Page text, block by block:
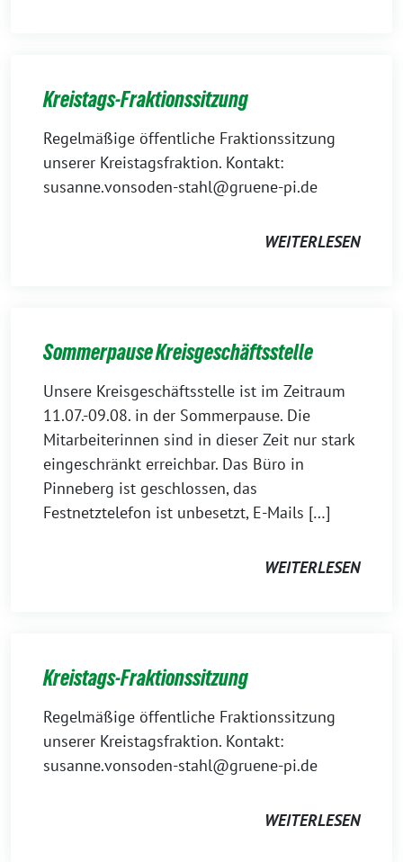
Kreistags-Fraktionssitzung
Regelmäßige öffentliche Fraktionssitzung
unserer Kreistagsfraktion. Kontakt:
susanne.vonsoden-stahl@gruene-pi.de
WEITERLESEN
Sommerpause Kreisgeschäftsstelle
Unsere Kreisgeschäftsstelle ist im Zeitraum
11.07.-09.08. in der Sommerpause. Die
Mitarbeiterinnen sind in dieser Zeit nur stark
eingeschränkt erreichbar. Das Büro in
Pinneberg ist geschlossen, das
Festnetztelefon ist unbesetzt, E-Mails […]
WEITERLESEN
Kreistags-Fraktionssitzung
Regelmäßige öffentliche Fraktionssitzung
unserer Kreistagsfraktion. Kontakt:
susanne.vonsoden-stahl@gruene-pi.de
WEITERLESEN